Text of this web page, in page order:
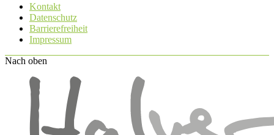
Kontakt
Datenschutz
Barrierefreiheit
Impressum
Nach oben